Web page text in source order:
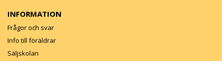
INFORMATION
Frågor och svar
Info till föräldrar
Säljskolan